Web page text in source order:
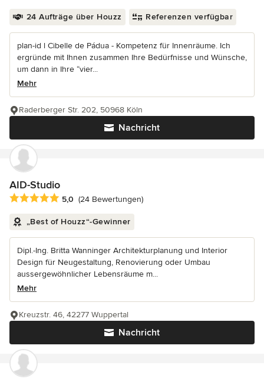
24 Aufträge über Houzz Referenzen verfügbar
plan-id l Cibelle de Pádua - Kompetenz für Innenräume. Ich
ergründe mit Ihnen zusammen Ihre Bedürfnisse und Wünsche,
um dann in Ihre “vier...
Mehr
Nachricht
Raderberger Str. 202, 50968 Köln
AID-Studio
Durchschnittliche Bewertung: 5 von 5 Sternen
5,0 (24 Bewertungen)
„Best of Houzz“-Gewinner
Dipl.-Ing. Britta Wanninger Architekturplanung und Interior
Design für Neugestaltung, Renovierung oder Umbau
aussergewöhnlicher Lebensräume m...
Mehr
Nachricht
Kreuzstr. 46, 42277 Wuppertal